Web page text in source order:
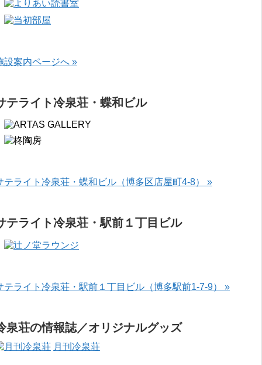
設案内ページへ »
テライト冷泉荘・蝶和ビル
テライト冷泉荘・蝶和ビル（博多区店屋町4-8） »
テライト冷泉荘・駅前１丁目ビル
テライト冷泉荘・駅前１丁目ビル（博多駅前1-7-9） »
泉荘の情報誌／オリジナルグッズ
月刊冷泉荘